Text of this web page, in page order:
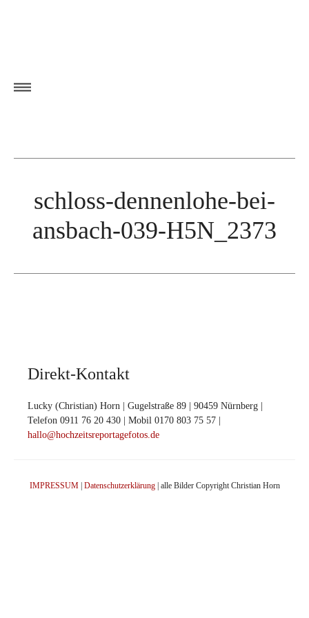
schloss-dennenlohe-bei-
ansbach-039-H5N_2373
Direkt-Kontakt
Lucky (Christian) Horn | Gugelstraße 89 | 90459 Nürnberg |
Telefon 0911 76 20 430 | Mobil 0170 803 75 57 |
hallo@hochzeitsreportagefotos.de
IMPRESSUM| Datenschutzerklärung| alle Bilder Copyright Christian Horn